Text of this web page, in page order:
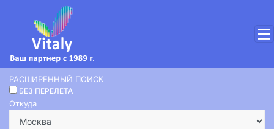
РАСШИРЕННЫЙ ПОИСК
БЕЗ ПЕРЕЛЕТА
Откуда